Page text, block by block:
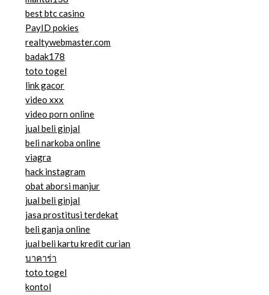
best btc casino
PayID pokies
realtywebmaster.com
badak178
toto togel
link gacor
video xxx
video porn online
jual beli ginjal
beli narkoba online
viagra
hack instagram
obat aborsi manjur
jual beli ginjal
jasa prostitusi terdekat
beli ganja online
jual beli kartu kredit curian
บาคาร่า
toto togel
kontol